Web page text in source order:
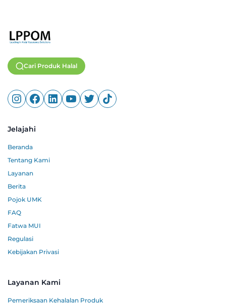
Cari Produk Halal
Jelajahi
Beranda
Tentang Kami
Layanan
Berita
Pojok UMK
FAQ
Fatwa MUI
Regulasi
Kebijakan Privasi
Layanan Kami
Pemeriksaan Kehalalan Produk